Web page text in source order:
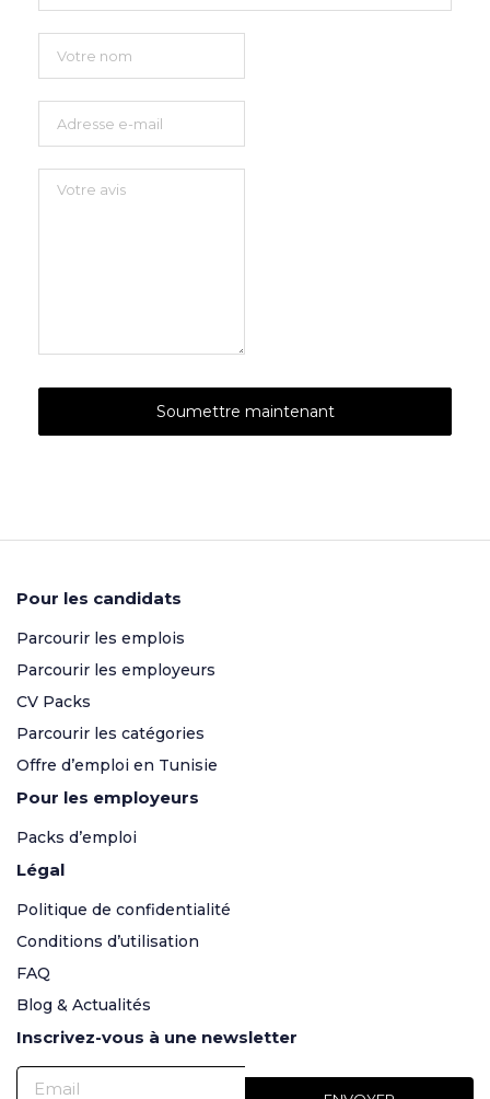
Pour les candidats
Parcourir les emplois
Parcourir les employeurs
CV Packs
Parcourir les catégories
Offre d’emploi en Tunisie
Pour les employeurs
Packs d’emploi
Légal
Politique de confidentialité
Conditions d’utilisation
FAQ
Blog & Actualités
Inscrivez-vous à une newsletter